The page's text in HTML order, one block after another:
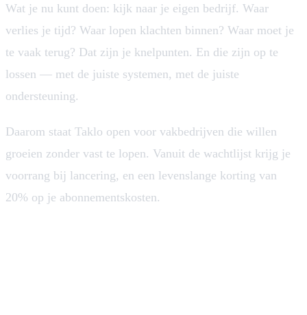
Wat je nu kunt doen: kijk naar je eigen bedrijf. Waar
verlies je tijd? Waar lopen klachten binnen? Waar moet je
te vaak terug? Dat zijn je knelpunten. En die zijn op te
lossen — met de juiste systemen, met de juiste
ondersteuning.
Daarom staat Taklo open voor vakbedrijven die willen
groeien zonder vast te lopen. Vanuit de wachtlijst krijg je
voorrang bij lancering, en een levenslange korting van
20% op je abonnementskosten.